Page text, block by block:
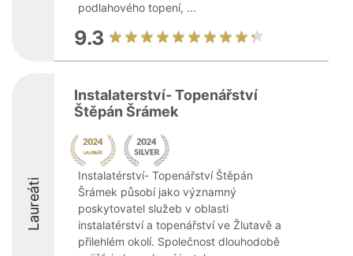
podlahového topení, ...
9.3
Laureáti
Instalaterství- Topenářství
Štěpán Šrámek
Instalatérství- Topenářství Štěpán
Šrámek působí jako významný
poskytovatel služeb v oblasti
instalatérství a topenářství ve Žlutavě a
přilehlém okolí. Společnost dlouhodobě